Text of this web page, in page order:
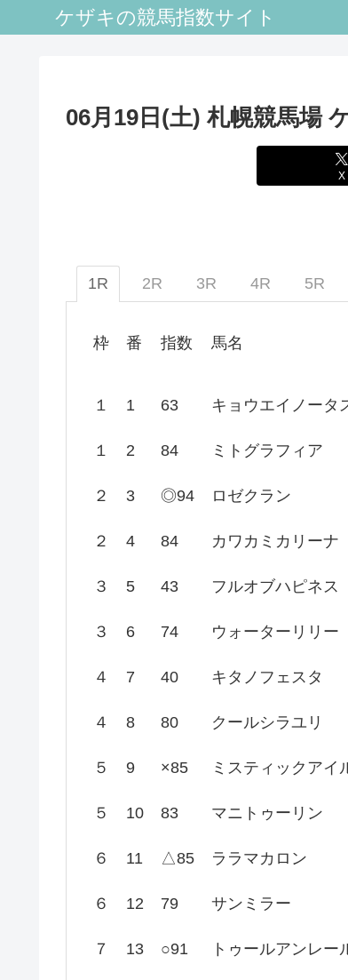
ケザキの競馬指数サイト
06月19日(土) 札幌競馬場
X
1R 2R 3R 4R 5R
枠 番 指数 馬名
１ 1 63 キョウエイノータ
１ 2 84 ミトグラフィア
２ 3 ◎94 ロゼクラン
２ 4 84 カワカミカリーナ
３ 5 43 フルオブハピネス
３ 6 74 ウォーターリリー
４ 7 40 キタノフェスタ
４ 8 80 クールシラユリ
５ 9 ×85 ミスティックアイ
５ 10 83 マニトゥーリン
６ 11 △85 ララマカロン
６ 12 79 サンミラー
７ 13 ○91 トゥールアンレー